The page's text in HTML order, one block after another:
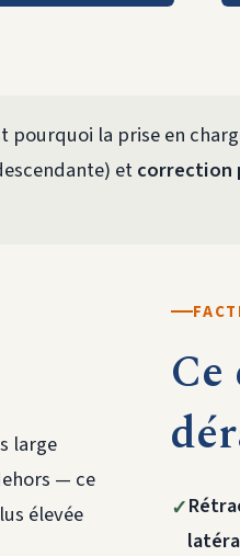
pourquoi la prise en
etcorrection
large
— ce
élevée